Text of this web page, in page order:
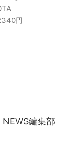
円
編集部